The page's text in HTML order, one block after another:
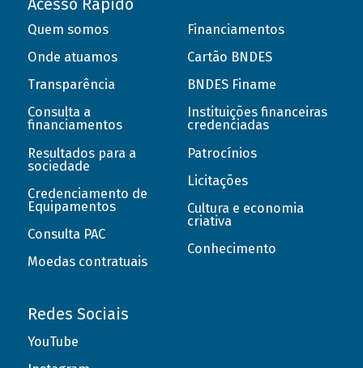
Acesso Rápido
Quem somos
Onde atuamos
Transparência
Consulta a
financiamentos
Resultados para a
sociedade
Credenciamento de
Equipamentos
Consulta PAC
Moedas contratuais
Financiamentos
Cartão BNDES
BNDES Finame
Instituições financeiras
credenciadas
Patrocínios
Licitações
Cultura e economia
criativa
Conhecimento
Redes Sociais
YouTube